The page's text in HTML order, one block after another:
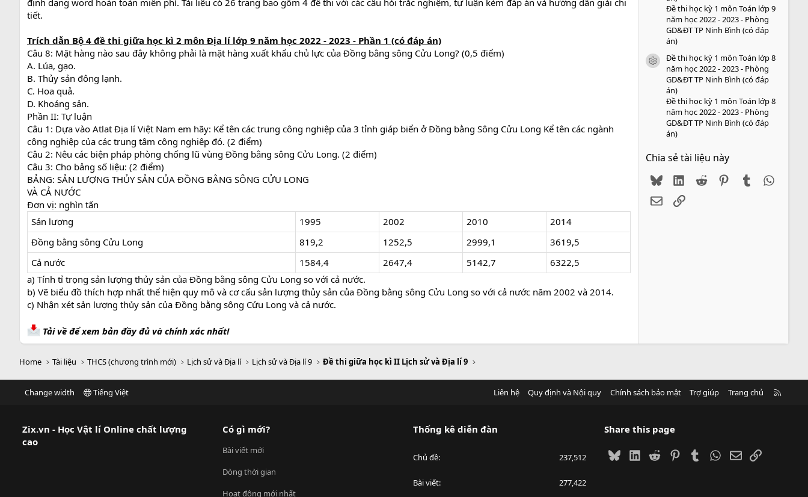
định dạng word hoàn toàn miễn phí. Tài liệu có 26 trang bao gồm 4 đề thi với các câu hỏi trắc nghiệm, tự luận kèm đáp án và hướng dẫn giải chi
tiết.
Trích dẫn Bộ 4 đề thi giữa học kì 2 môn Địa lí lớp 9 năm học 2022 - 2023 - Phần 1 (có đáp án)
Câu 8: Mặt hàng nào sau đây không phải là mặt hàng xuất khẩu chủ lực của Đồng bằng sông Cửu Long? (0,5 điểm)
A. Lúa, gạo.
B. Thủy sản đông lạnh.
C. Hoa quả.
D. Khoáng sản.
Phần II: Tự luận
Câu 1: Dựa vào Atlat Địa lí Việt Nam em hãy: Kể tên các trung công nghiệp của 3 tỉnh giáp biển ở Đồng bằng Sông Cửu Long Kể tên các ngành
công nghiệp của các trung tâm công nghiêp đó. (2 điểm)
Câu 2: Nêu các biện pháp phòng chống lũ vùng Đồng bằng sông Cửu Long. (2 điểm)
Câu 3: Cho bảng số liệu: (2 điểm)
BẢNG: SẢN LƯỢNG THỦY SẢN CỦA ĐỒNG BẰNG SÔNG CỬU LONG
VÀ CẢ NƯỚC
Đơn vị: nghìn tấn
Sản lượng
1995 2002 2010
2014
Đồng bằng sông Cửu Long
819,2 1252,5 2999,1
3619,5
Cả nước
1584,4 2647,4 5142,7
6322,5
a) Tính tỉ trọng sản lượng thủy sản của Đồng bằng sông Cửu Long so với cả nước.
b) Vẽ biểu đồ thích hợp nhất thể hiện quy mô và cơ cấu sản lượng thủy sản của Đồng bằng sông Cửu Long so với cả nước năm 2002 và 2014.
c) Nhận xét sản lượng thủy sản của Đồng bằng sông Cửu Long và cả nước.
Tải về để xem bản đầy đủ và chính xác nhất!
Đề thi học kỳ 1 môn Toán lớp 9
năm học 2022 - 2023 - Phòng
GD&ĐT TP Ninh Bình (có đáp
án)
icon tài liệu
Đề thi học kỳ 1 môn Toán lớp 8
năm học 2022 - 2023 - Phòng
GD&ĐT TP Ninh Bình (có đáp
án)
Đề thi học kỳ 1 môn Toán lớp 8
năm học 2022 - 2023 - Phòng
GD&ĐT TP Ninh Bình (có đáp
án)
Chia sẻ tài liệu này
BlueskyLinkedIn
Reddit PinterestTumblr
EmailLink
Home Tài liệu THCS (chương trình mới) Lịch sử và Địa lí Lịch sử và Địa lí 9 Đề thi giữa học kì II Lịch sử và Địa lí 9
Change width Tiếng Việt Liên hệ Quy định và Nội quy Chính sách bảo mật Trợ giúp Trang chủ
Zix.vn - Học Vật lí Online chất lượng
cao
Có gì mới?
Bài viết mới
Dòng thời gian
Hoạt động mới nhất
Thống kê diễn đàn
Chủ đề 237,512
Bài viết 277,422
Share this page
BlueskyLinkedIn
Reddit PinterestTumblrWhatsApp
EmailLink